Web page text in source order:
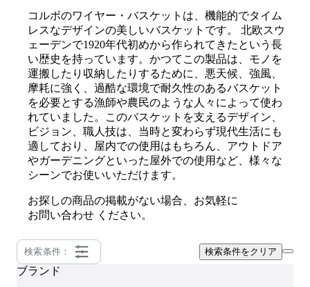
コルボのワイヤー・バスケットは、機能的でタイム
レスなデザインの美しいバスケットです。 北欧スウ
ェーデンで1920年代初めから作られてきたという長
い歴史を持っています。かつてこの製品は、モノを
運搬したり収納したりするために、悪天候、強風、
摩耗に強く、過酷な環境で耐久性のあるバスケット
を必要とする漁師や農民のような人々によって使わ
れていました。このバスケットを支えるデザイン、
ビジョン、職人技は、当時と変わらず現代生活にも
適しており、屋内での使用はもちろん、アウトドア
やガーデニングといった屋外での使用など、様々な
シーンでお使いいただけます。
お探しの商品の掲載がない場合、お気軽に
お問い合わせ ください。
検索条件： 検索条件をクリア
ブランド